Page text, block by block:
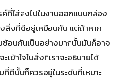
ที่ใส่ลงไปในงานออกแบบกล่อง
งที่ดีอยู่เหมือนกัน แต่ถ้าหาก
อนกันเป็นอย่างมากนั้นมันก็อาจ
เข้าใจในสิ่งที่เราจะอธิบายได้
ดีนั้นก็ควรอยู่ในระดับที่เหมาะ